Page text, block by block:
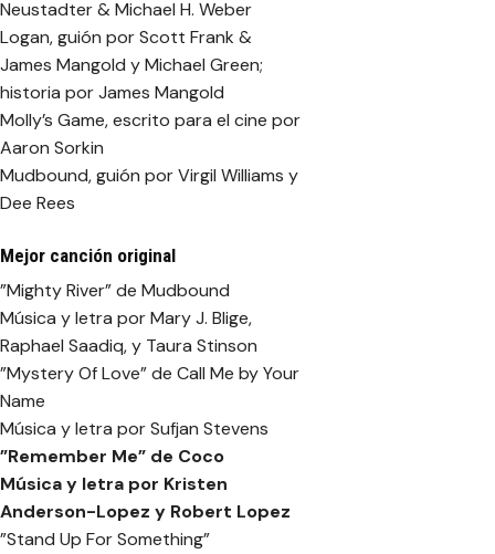
Neustadter & Michael H. Weber
Logan, guión por Scott Frank &
James Mangold y Michael Green;
historia por James Mangold
Molly’s Game, escrito para el cine por
Aaron Sorkin
Mudbound, guión por Virgil Williams y
Dee Rees
Mejor canción original
”Mighty River” de Mudbound
Música y letra por Mary J. Blige,
Raphael Saadiq, y Taura Stinson
”Mystery Of Love” de Call Me by Your
Name
Música y letra por Sufjan Stevens
”Remember Me” de Coco
Música y letra por Kristen
Anderson-Lopez y Robert Lopez
”Stand Up For Something”